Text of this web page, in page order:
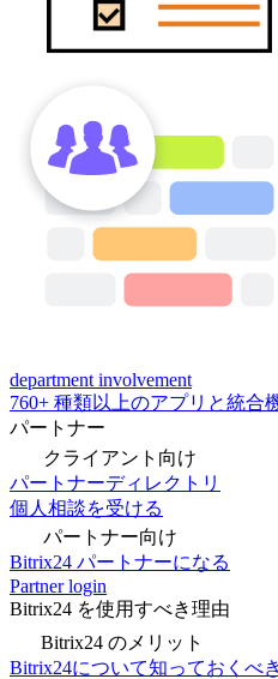
department involvement
760+ 種類以上のアプリと統合
パートナー
クライアント向け
パートナーディレクトリ
個人相談を受ける
パートナー向け
Bitrix24 パートナーになる
Partner login
Bitrix24 を使用すべき理由
Bitrix24 のメリット
Bitrix24について知っておくべ